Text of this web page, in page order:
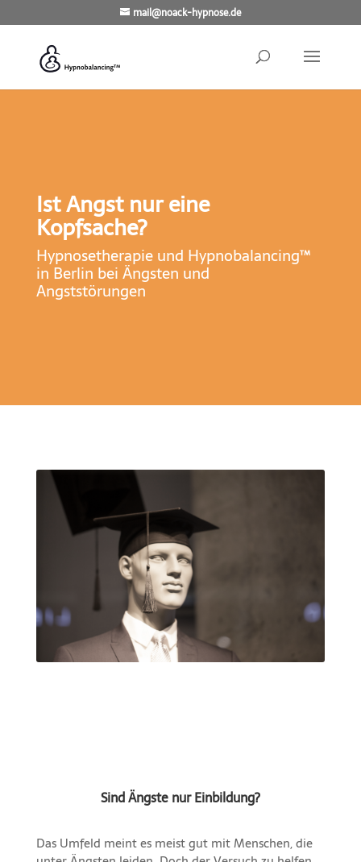
mail@noack-hypnose.de
Ist Angst nur eine
Kopfsache?
Hypnosetherapie und Hypnobalancing™
in Berlin bei Ängsten und
Angststörungen
Sind Ängste nur Einbildung?
Das Umfeld meint es meist gut mit Menschen, die